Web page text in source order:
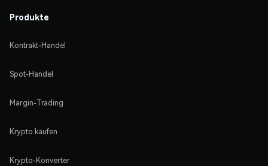
Produkte
Kontrakt-Handel
Spot-Handel
Margin-Trading
Krypto kaufen
Krypto-Konverter